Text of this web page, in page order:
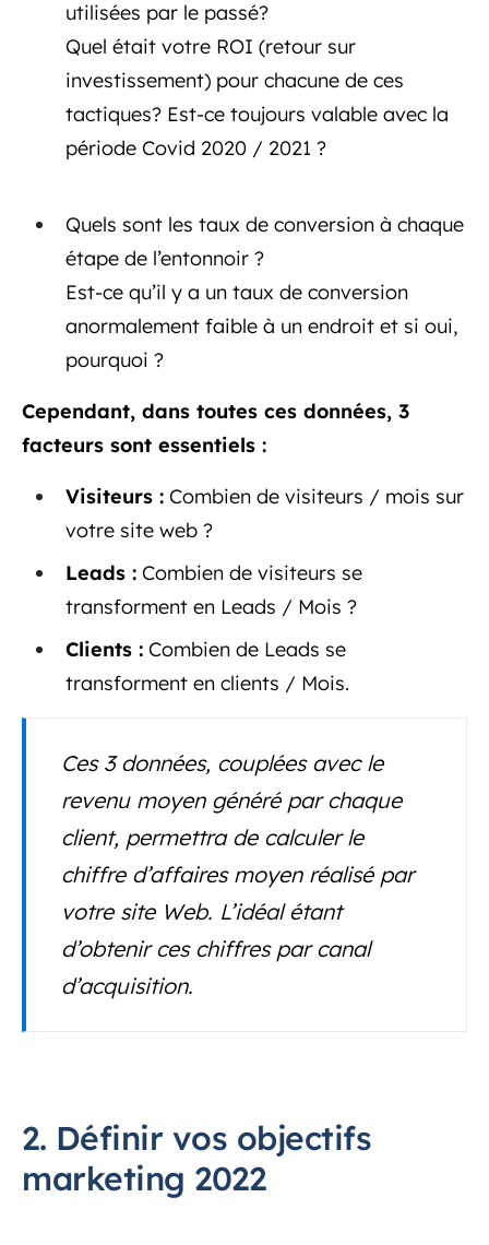
utilisées par le passé?
Quel était votre ROI (retour sur
investissement) pour chacune de ces
tactiques? Est-ce toujours valable avec la
période Covid 2020 / 2021 ?
Quels sont les taux de conversion à chaque
étape de l’entonnoir ?
Est-ce qu’il y a un taux de conversion
anormalement faible à un endroit et si oui,
pourquoi ?
Cependant, dans toutes ces données, 3
facteurs sont essentiels :
Visiteurs : Combien de visiteurs / mois sur
votre site web ?
Leads : Combien de visiteurs se
transforment en Leads / Mois ?
Clients : Combien de Leads se
transforment en clients / Mois.
Ces 3 données, couplées avec le
revenu moyen généré par chaque
client, permettra de calculer le
chiffre d’affaires moyen réalisé par
votre site Web. L’idéal étant
d’obtenir ces chiffres par canal
d’acquisition.
2. Définir vos objectifs
marketing 2022